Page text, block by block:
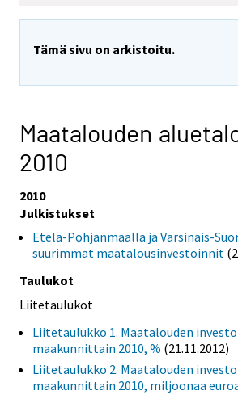
Tämä sivu on arkistoitu.
Maatalouden
2010
2010
Julkistukset
Etelä-Pohjanmaalla ja Varsinais-
suurimmat maatalousinvestoinnit
Taulukot
Liitetaulukot
Liitetaulukko 1. Maatalouden
maakunnittain 2010, % (21.11.2012)
Liitetaulukko 2. Maatalouden
maakunnittain 2010, miljoonaa